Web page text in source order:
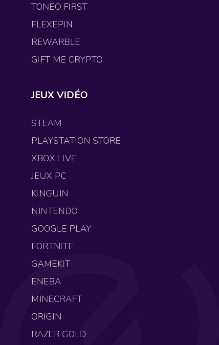
TONEO FIRST
FLEXEPIN
REWARBLE
GIFT ME CRYPTO
JEUX VIDÉO
STEAM
PLAYSTATION STORE
XBOX LIVE
JEUX PC
KINGUIN
NINTENDO
GOOGLE PLAY
FORTNITE
GAMEKIT
ENEBA
MINECRAFT
ORIGIN
RAZER GOLD